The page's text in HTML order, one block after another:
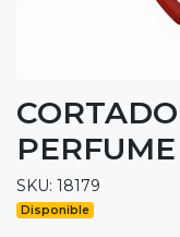
PERFUME
SKU: 18179
Disponible